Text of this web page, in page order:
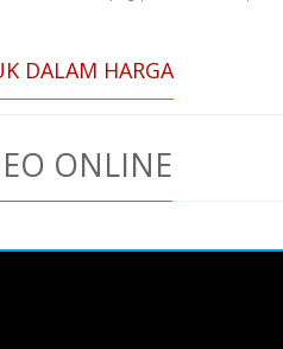
DALAM HARGA
ONLINE